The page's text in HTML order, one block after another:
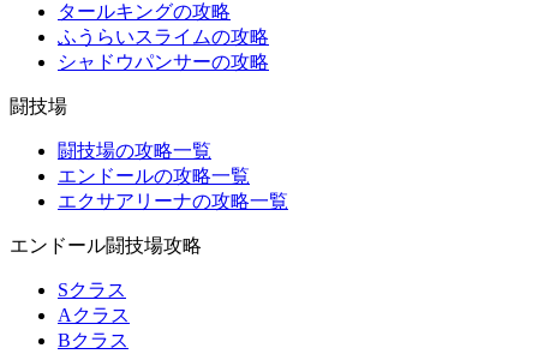
タールキングの攻略
ふうらいスライムの攻略
シャドウパンサーの攻略
闘技場
闘技場の攻略一覧
エンドールの攻略一覧
エクサアリーナの攻略一覧
エンドール闘技場攻略
Sクラス
Aクラス
Bクラス